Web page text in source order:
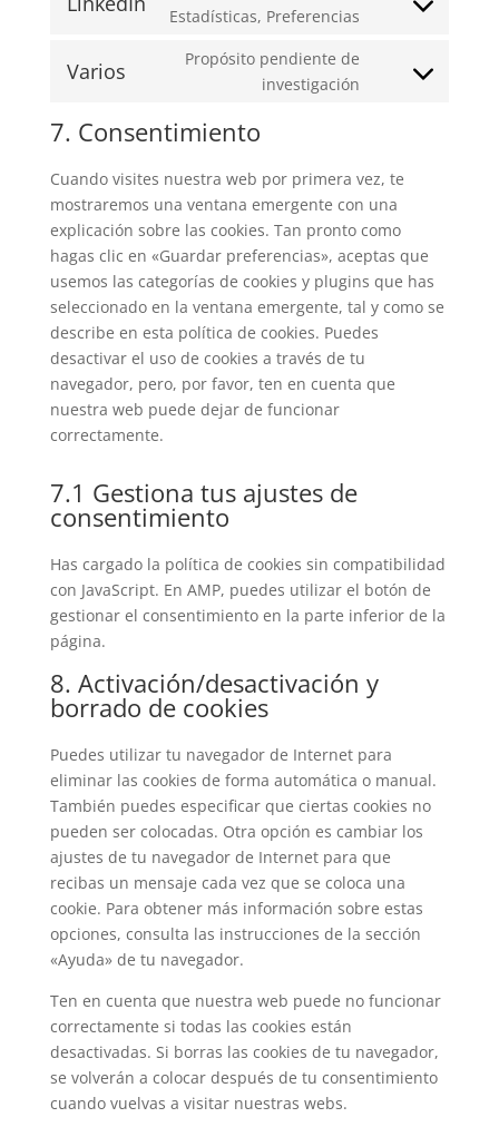
service
Estadísticas, Preferencias
Consent
service
Varios
Propósito pendiente de
investigación
Consent
7. Consentimiento
Cuando visites nuestra web por primera vez, te
mostraremos una ventana emergente con una
explicación sobre las cookies. Tan pronto como
hagas clic en «Guardar preferencias», aceptas que
usemos las categorías de cookies y plugins que has
seleccionado en la ventana emergente, tal y como se
describe en esta política de cookies. Puedes
desactivar el uso de cookies a través de tu
navegador, pero, por favor, ten en cuenta que
nuestra web puede dejar de funcionar
correctamente.
7.1 Gestiona tus ajustes de
consentimiento
Has cargado la política de cookies sin compatibilidad
con JavaScript. En AMP, puedes utilizar el botón de
gestionar el consentimiento en la parte inferior de la
página.
8. Activación/desactivación y
borrado de cookies
Puedes utilizar tu navegador de Internet para
eliminar las cookies de forma automática o manual.
También puedes especificar que ciertas cookies no
pueden ser colocadas. Otra opción es cambiar los
ajustes de tu navegador de Internet para que
recibas un mensaje cada vez que se coloca una
cookie. Para obtener más información sobre estas
opciones, consulta las instrucciones de la sección
«Ayuda» de tu navegador.
Ten en cuenta que nuestra web puede no funcionar
correctamente si todas las cookies están
desactivadas. Si borras las cookies de tu navegador,
se volverán a colocar después de tu consentimiento
cuando vuelvas a visitar nuestras webs.